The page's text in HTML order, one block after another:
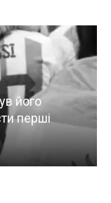
його
перші